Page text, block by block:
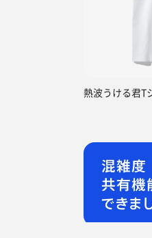
熱波うける君T